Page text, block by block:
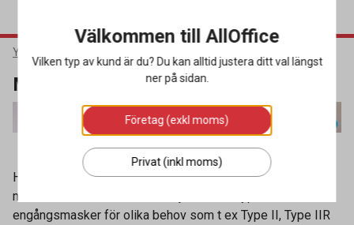
Yrkeskläder & Skydd
Munskydd
Hos oss kan du köpa munskydd online till bra priser och
med snabba leveranser. Vi erbjuder flera typer av
engångsmasker för olika behov som t ex Type II, Type IIR
Välkommen till AllOffice
Vilken typ av kund är du? Du kan alltid justera ditt val längst
ner på sidan.
Företag (exkl moms)
Privat (inkl moms)